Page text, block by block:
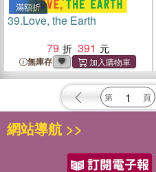
滿額折
39.Love, the Earth
79
391
無庫存
網站導航 >>